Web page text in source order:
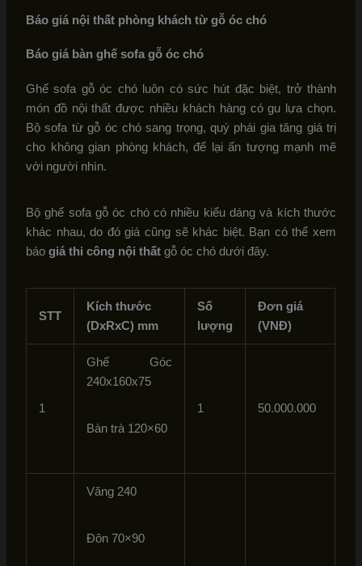
Báo giá nội thất phòng khách từ gỗ óc chó
Báo giá bàn ghế sofa gỗ óc chó
Ghế sofa gỗ óc chó luôn có sức hút đặc biệt, trở thành
món đồ nội thất được nhiều khách hàng có gu lựa chọn.
Bộ sofa từ gỗ óc chó sang trọng, quý phái gia tăng giá trị
cho không gian phòng khách, để lại ấn tượng mạnh mẽ
với người nhìn.
Bộ ghế sofa gỗ óc chó có nhiều kiểu dáng và kích thước
khác nhau, do đó giá cũng sẽ khác biệt. Bạn có thể xem
báogiá thi công nội thất gỗ óc chó dưới đây.
STT
Kích thước
(DxRxC) mm
Số
lượng
Đơn giá
(VNĐ)
1
Ghế Góc
240x160x75
Bàn trà 120×60
1 50.000.000
Văng 240
Đôn 70×90